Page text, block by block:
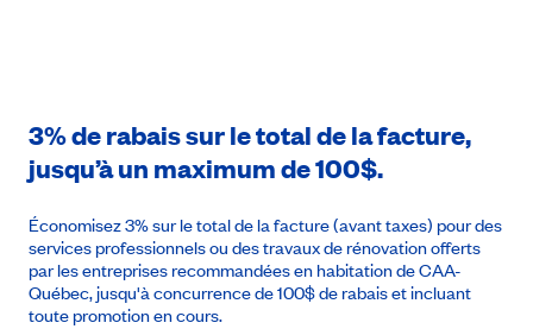
3% de rabais sur le total de la facture,
jusqu’à un maximum de 100$.
Économisez 3% sur le total de la facture (avant taxes) pour des
services professionnels ou des travaux de rénovation offerts
par les entreprises recommandées en habitation de CAA-
Québec, jusqu'à concurrence de 100$ de rabais et incluant
toute promotion en cours.